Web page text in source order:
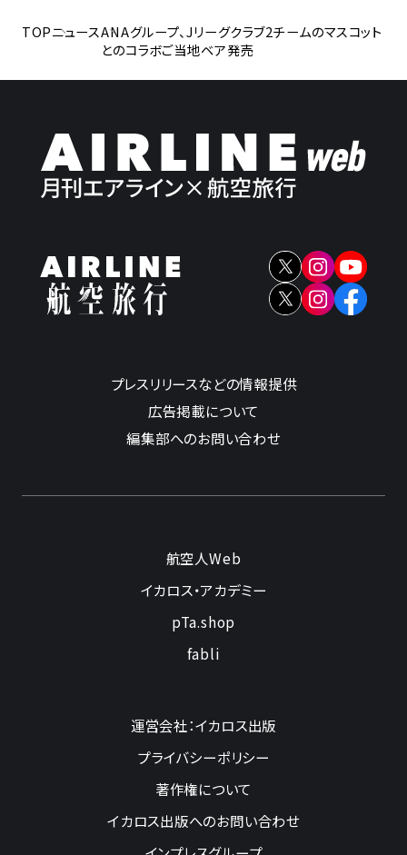
TOPニュースANAグループ、Jリーグクラブ2チームのマスコット
とのコラボご当地ベア発売
プレスリリースなどの情報提供
広告掲載について
編集部へのお問い合わせ
航空人Web
イカロス・アカデミー
pTa.shop
fabli
運営会社：イカロス出版
プライバシーポリシー
著作権について
イカロス出版へのお問い合わせ